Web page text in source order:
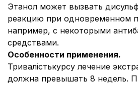
Этанол может вызвать
реакцию при одновременном
например, с некоторыми
средствами.
Особенности применения.
Тривалістькурсу лечение
должна превышать 8 недель.